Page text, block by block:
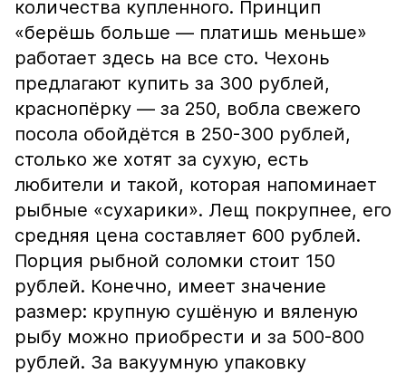
количества купленного. Принцип
«берёшь больше — платишь меньше»
работает здесь на все сто. Чехонь
предлагают купить за 300 рублей,
краснопёрку — за 250, вобла свежего
посола обойдётся в 250-300 рублей,
столько же хотят за сухую, есть
любители и такой, которая напоминает
рыбные «сухарики». Лещ покрупнее, его
средняя цена составляет 600 рублей.
Порция рыбной соломки стоит 150
рублей. Конечно, имеет значение
размер: крупную сушёную и вяленую
рыбу можно приобрести и за 500-800
рублей. За вакуумную упаковку